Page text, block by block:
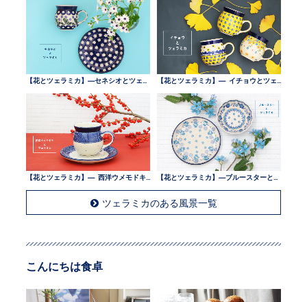
ツェラミカのある風景一覧
こんにちは食卓